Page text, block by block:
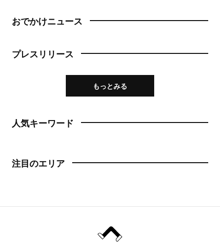
おでかけニュース
プレスリリース
もっとみる
人気キーワード
注目のエリア